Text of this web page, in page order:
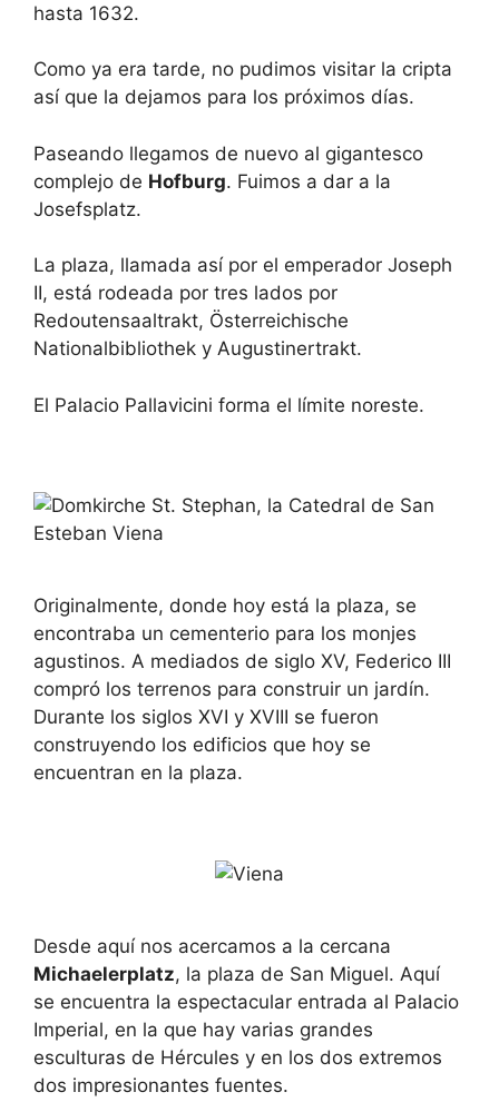
hasta 1632.
Como ya era tarde, no pudimos visitar la cripta
así que la dejamos para los próximos días.
Paseando llegamos de nuevo al gigantesco
complejo de Hofburg. Fuimos a dar a la
Josefsplatz.
La plaza, llamada así por el emperador Joseph
II, está rodeada por tres lados por
Redoutensaaltrakt, Österreichische
Nationalbibliothek y Augustinertrakt.
El Palacio Pallavicini forma el límite noreste.
Originalmente, donde hoy está la plaza, se
encontraba un cementerio para los monjes
agustinos. A mediados de siglo XV, Federico III
compró los terrenos para construir un jardín.
Durante los siglos XVI y XVIII se fueron
construyendo los edificios que hoy se
encuentran en la plaza.
Desde aquí nos acercamos a la cercana
Michaelerplatz, la plaza de San Miguel. Aquí
se encuentra la espectacular entrada al Palacio
Imperial, en la que hay varias grandes
esculturas de Hércules y en los dos extremos
dos impresionantes fuentes.